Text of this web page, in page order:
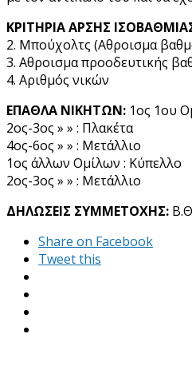
ΚΡΙΤΗΡΙΑ ΑΡΣΗΣ
2. Μπούχολτς (Αθροισμα
3. Αθροισμα προοδευτικής
4. Αριθμός νικών
ΕΠΑΘΛΑ ΝΙΚΗΤΩΝ: 1ος 1ου
2ος-3ος » » : Πλακέτα
4ος-6ος » » : Μετάλλιο
1ος άλλων Ομίλων : Κύπελλο
2ος-3ος » » : Μετάλλιο
ΔΗΛΩΣΕΙΣ ΣΥΜΜΕΤΟΧΗΣ:
Share on Facebook
Tweet this